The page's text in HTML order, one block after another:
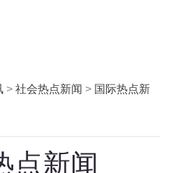
> 社会热点新闻 > 国际热点新
点新闻